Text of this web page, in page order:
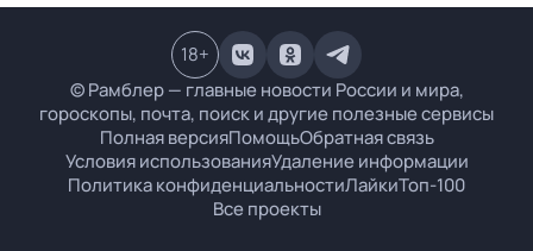
© Рамблер — главные новости России и мира,
гороскопы, почта, поиск и другие полезные сервисы
Полная версияПомощьОбратная связь
Условия использованияУдаление информации
Политика конфиденциальностиЛайкиТоп-100
Все проекты
18+